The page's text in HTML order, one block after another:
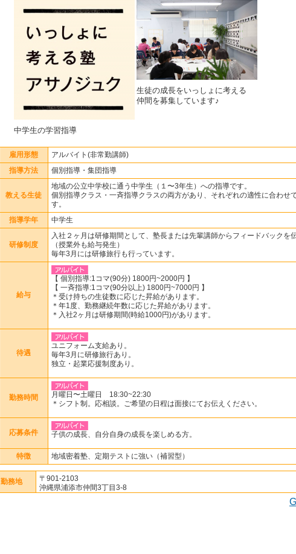
中学生の学習指導
生徒の成長をいっしょに考える
仲間を募集しています♪
雇用形態 アルバイト(非常勤講師)
指導方法 個別指導・集団指導
教える生徒
地域の公立中学校に通う中学生（１〜3年生）への指導です。
個別指導クラス・一斉指導クラスの両方があり、それぞれの適性に合わせ
す。
指導学年 中学生
研修制度
入社２ヶ月は研修期間として、塾長または先輩講師からフィードバックを
（授業外も給与発生）
毎年3月には研修旅行も行っています。
給与
【 個別指導:1コマ(90分) 1800円~2000円 】
【 一斉指導:1コマ(90分以上) 1800円~7000円 】
＊受け持ちの生徒数に応じた昇給があります。
＊年1度、勤務継続年数に応じた昇給があります。
＊入社2ヶ月は研修期間(時給1000円)があります。
待遇
ユニフォーム支給あり。
毎年3月に研修旅行あり。
独立・起業応援制度あり。
勤務時間
月曜日〜土曜日 18:30~22:30
＊シフト制。応相談。ご希望の日程は面接にてお伝えください。
応募条件 子供の成長、自分自身の成長を楽しめる方。
特徴 地域密着塾、定期テストに強い（補習型）
勤務地
〒901-2103
沖縄県浦添市仲間3丁目3-8